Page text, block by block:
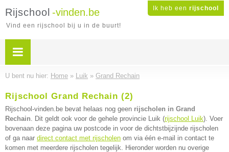
Ik heb een rijschool
Rijschool -vinden.be
Vind een rijschool bij u in de buurt!
U bent nu hier: Home » Luik » Grand Rechain
Rijschool Grand Rechain (2)
Rijschool-vinden.be bevat helaas nog geen rijscholen in Grand
Rechain. Dit geldt ook voor de gehele provincie Luik (rijschool Luik). Voer
bovenaan deze pagina uw postcode in voor de dichtstbijzijnde rijscholen
of ga naar direct contact met rijscholen om via één e-mail in contact te
komen met meerdere rijscholen tegelijk. Hieronder worden nu overige